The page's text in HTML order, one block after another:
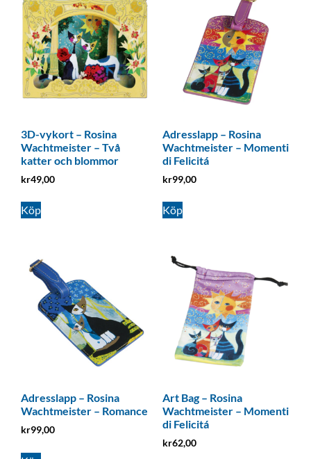
3D-vykort – Rosina
Wachtmeister – Två
katter och blommor
kr49,00
Köp
Adresslapp – Rosina
Wachtmeister – Momenti
di Felicitá
kr99,00
Köp
Adresslapp – Rosina
Wachtmeister – Romance
kr99,00
Art Bag – Rosina
Wachtmeister – Momenti
di Felicitá
kr62,00